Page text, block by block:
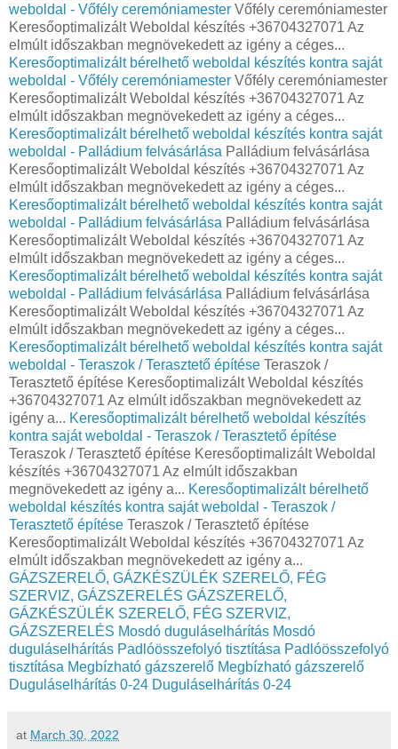
weboldal - Vőfély ceremóniamester Vőfély ceremóniamester
Keresőoptimalizált Weboldal készítés +36704327071 Az
elmúlt időszakban megnövekedett az igény a céges...
Keresőoptimalizált bérelhető weboldal készítés kontra saját
weboldal - Vőfély ceremóniamester Vőfély ceremóniamester
Keresőoptimalizált Weboldal készítés +36704327071 Az
elmúlt időszakban megnövekedett az igény a céges...
Keresőoptimalizált bérelhető weboldal készítés kontra saját
weboldal - Palládium felvásárlása Palládium felvásárlása
Keresőoptimalizált Weboldal készítés +36704327071 Az
elmúlt időszakban megnövekedett az igény a céges...
Keresőoptimalizált bérelhető weboldal készítés kontra saját
weboldal - Palládium felvásárlása Palládium felvásárlása
Keresőoptimalizált Weboldal készítés +36704327071 Az
elmúlt időszakban megnövekedett az igény a céges...
Keresőoptimalizált bérelhető weboldal készítés kontra saját
weboldal - Palládium felvásárlása Palládium felvásárlása
Keresőoptimalizált Weboldal készítés +36704327071 Az
elmúlt időszakban megnövekedett az igény a céges...
Keresőoptimalizált bérelhető weboldal készítés kontra saját
weboldal - Teraszok / Terasztető építése Teraszok /
Terasztető építése Keresőoptimalizált Weboldal készítés
+36704327071 Az elmúlt időszakban megnövekedett az
igény a... Keresőoptimalizált bérelhető weboldal készítés
kontra saját weboldal - Teraszok / Terasztető építése
Teraszok / Terasztető építése Keresőoptimalizált Weboldal
készítés +36704327071 Az elmúlt időszakban
megnövekedett az igény a... Keresőoptimalizált bérelhető
weboldal készítés kontra saját weboldal - Teraszok /
Terasztető építése Teraszok / Terasztető építése
Keresőoptimalizált Weboldal készítés +36704327071 Az
elmúlt időszakban megnövekedett az igény a...
GÁZSZERELŐ, GÁZKÉSZÜLÉK SZERELŐ, FÉG
SZERVIZ, GÁZSZERELÉS GÁZSZERELŐ,
GÁZKÉSZÜLÉK SZERELŐ, FÉG SZERVIZ,
GÁZSZERELÉS Mosdó duguláselhárítás Mosdó
duguláselhárítás Padlóösszefolyó tisztítása Padlóösszefolyó
tisztítása Megbízható gázszerelő Megbízható gázszerelő
Duguláselhárítás 0-24 Duguláselhárítás 0-24
at March 30, 2022